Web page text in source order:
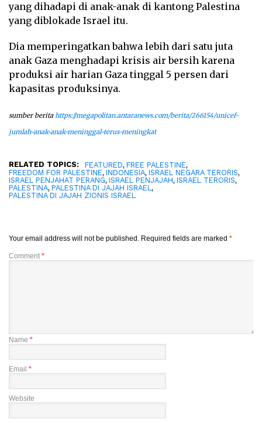
yang dihadapi di anak-anak di kantong Palestina
yang diblokade Israel itu.
Dia memperingatkan bahwa lebih dari satu juta
anak Gaza menghadapi krisis air bersih karena
produksi air harian Gaza tinggal 5 persen dari
kapasitas produksinya.
sumber berita https://megapolitan.antaranews.com/berita/266154/unicef-
jumlah-anak-anak-meninggal-terus-meningkat
RELATED TOPICS: FEATURED, FREE PALESTINE,
FREEDOM FOR PALESTINE, INDONESIA, ISRAEL NEGARA TERORIS,
ISRAEL PENJAHAT PERANG, ISRAEL PENJAJAH, ISRAEL TERORIS,
PALESTINA, PALESTINA DI JAJAH ISRAEL ,
PALESTINA DI JAJAH ZIONIS ISRAEL
Your email address will not be published. Required fields are marked *
Comment *
Name *
Email *
Website